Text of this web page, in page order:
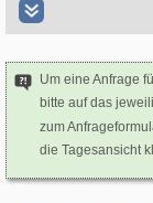
Um eine Anfrage
bitte auf das
zum
die Tagesansicht